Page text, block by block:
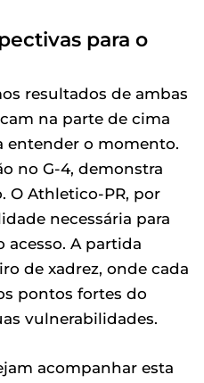
para o
resultados de ambas
na parte de cima
entender o momento.
no G-4, demonstra
O Athletico-PR, por
necessária para
acesso. A partida
de xadrez, onde cada
pontos fortes do
vulnerabilidades.
acompanhar esta